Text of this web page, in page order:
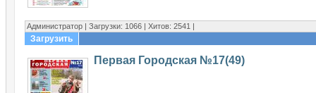
Администратор | Загрузки: 1066 | Хитов: 2541 |
Загрузить
Первая Городская №17(49)